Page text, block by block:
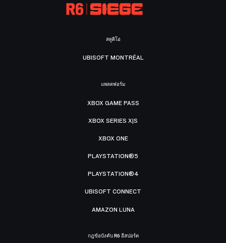
สตูดิโอ
UBISOFT MONTRÉAL
แพลตฟอร์ม
XBOX GAME PASS
XBOX SERIES X|S
XBOX ONE
PLAYSTATION®5
PLAYSTATION®4
UBISOFT CONNECT
AMAZON LUNA
กฎข้อบังคับ R6 อีสปอร์ต